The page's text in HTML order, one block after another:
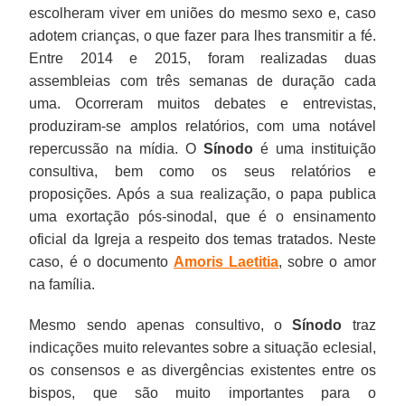
escolheram viver em uniões do mesmo sexo e, caso
adotem crianças, o que fazer para lhes transmitir a fé.
Entre 2014 e 2015, foram realizadas duas
assembleias com três semanas de duração cada
uma. Ocorreram muitos debates e entrevistas,
produziram-se amplos relatórios, com uma notável
repercussão na mídia. O Sínodoé uma instituição
consultiva, bem como os seus relatórios e
proposições. Após a sua realização, o papa publica
uma exortação pós-sinodal, que é o ensinamento
oficial da Igreja a respeito dos temas tratados. Neste
caso, é o documento Amoris Laetitia, sobre o amor
na família.
Mesmo sendo apenas consultivo, oSínodo traz
indicações muito relevantes sobre a situação eclesial,
os consensos e as divergências existentes entre os
bispos, que são muito importantes para o